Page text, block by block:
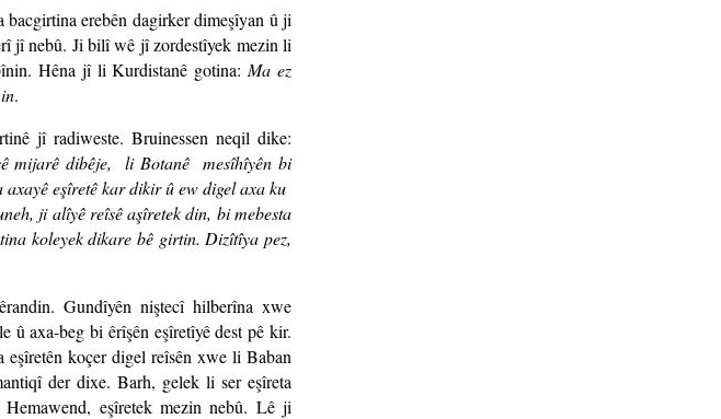
erebên dagirker dimeşîyan û ji
jî nebû. Ji bilî wê jî zordestîyek mezin li
Hêna jî li Kurdistanê gotina: Ma ez
.
jî radiweste. Bruinessen neqil dike:
mijarê dibêje, li Botanê mesîhîyên bi
eşîretê kar dikir û ew digel axa ku
ji alîyê reîsê aşîretek din, bi mebesta
koleyek dikare bê girtin. Dizîtîya pez,
Gundîyên niştecî hilberîna xwe
û axa-beg bi êrîşên eşîretîyê dest pê kir.
eşîretên koçer digel reîsên xwe li Baban
der dixe. Barh, gelek li ser eşîreta
eşîretek mezin nebû. Lê ji